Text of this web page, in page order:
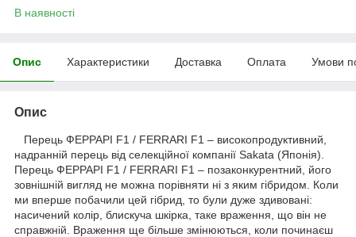
В наявності
Опис Характеристики Доставка Оплата Умови
Опис
Перець ФЕРРАРІ F1 / FERRARI F1 – високопродуктивний,
надранній перець від селекційної компанії Sakata (Японія).
Перець ФЕРРАРІ F1 / FERRARI F1 – позаконкурентний, його
зовнішній вигляд не можна порівняти ні з яким гібридом. Коли
ми вперше побачили цей гібрид, то були дуже здивовані:
насичений колір, блискуча шкірка, таке враження, що він не
справжній. Враження ще більше змінюються, коли починаєш